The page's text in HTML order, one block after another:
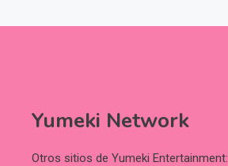
Yumeki Network
Otros sitios de Yumeki Entertainment: